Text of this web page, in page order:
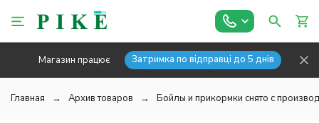
Магазин працює Затримка по відправці до 5 днів
Главная Архив товаров Бойлы и прикормки снято с